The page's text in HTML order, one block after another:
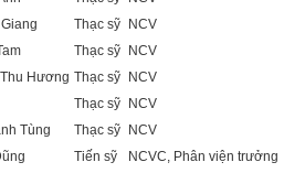
Thạc sỹ
NCV
Thạc sỹ
NCV
Hương Thạc sỹ
NCV
Thạc sỹ
NCV
Tùng Thạc sỹ
NCV
Tiến sỹ
NCVC, Phân viện trưởng